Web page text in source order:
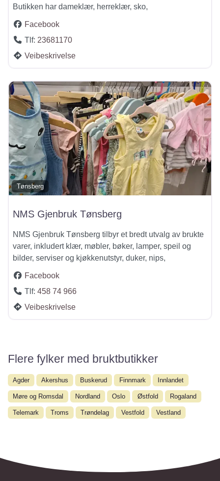
Butikken har dameklær, herreklær, sko,
Facebook
Tlf: 23681170
Veibeskrivelse
Tønsberg
NMS Gjenbruk Tønsberg
NMS Gjenbruk Tønsberg tilbyr et bredt utvalg av brukte
varer, inkludert klær, møbler, bøker, lamper, speil og
bilder, serviser og kjøkkenutstyr, duker, nips,
Facebook
Tlf: 458 74 966
Veibeskrivelse
Flere fylker med bruktbutikker
Agder Akershus Buskerud Finnmark Innlandet
Møre og Romsdal Nordland Oslo Østfold Rogaland
Telemark Troms Trøndelag Vestfold Vestland